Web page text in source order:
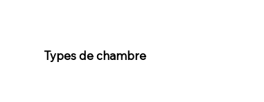
Types de chambre